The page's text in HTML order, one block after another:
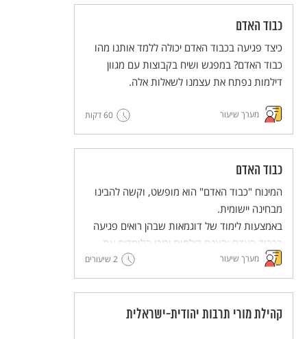
כבוד האדם
כיצד פגיעה בכבוד האדם יכולה ללמד אותנו מהו
כבוד האדם? במפגש ושיח בקבוצות עם מגוון
דילמות נפתח את עצמנו לשאלות אלה.
מערך שיעור 60 דקות
כבוד האדם
המינוח "כבוד האדם" הוא מופשט, וקשה להבינו
מבחינה יישומית.
באמצעות לימוד של דוגמאות שבהן רואים פגיעה
בכבוד האדם והצגת דילמות יכירו הלומדים את
הבסיס לזכויות האדם. למידה זו תוביל אותנו
לחשיבה משותפת – מה אפשר לעשות כדי לקדם
את הערך של שמירה על כבודו של כל אדם.
מערך שיעור 2 שיעורים
קהילת מורי תרבות יהודית-ישראלית